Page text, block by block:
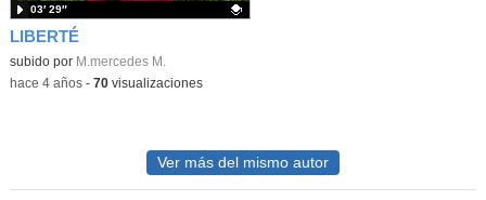
LIBERTÉ
Contenido educativo.
subido por M.mercedes M.
03′ 29″
-hace 4 años- 70visualizaciones
Ver más del mismo autor